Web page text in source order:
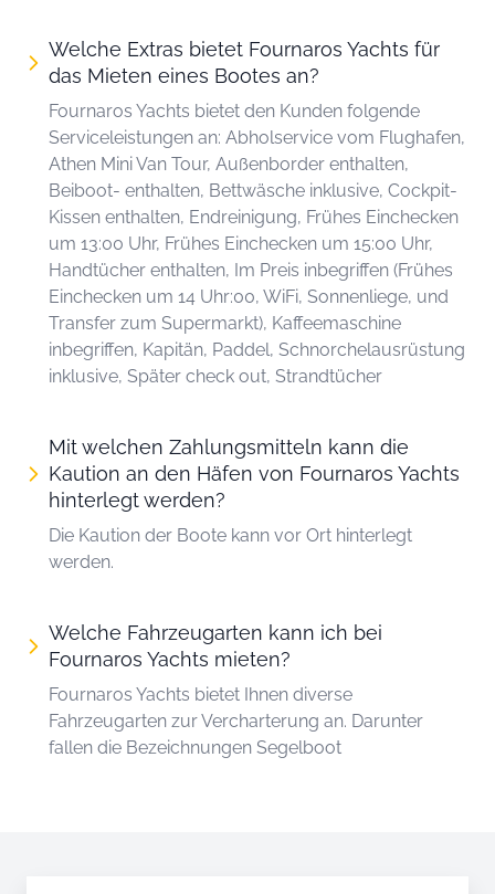
Welche Extras bietet Fournaros Yachts für
das Mieten eines Bootes an?
Fournaros Yachts bietet den Kunden folgende
Serviceleistungen an: Abholservice vom Flughafen,
Athen Mini Van Tour, Außenborder enthalten,
Beiboot- enthalten, Bettwäsche inklusive, Cockpit-
Kissen enthalten, Endreinigung, Frühes Einchecken
um 13:00 Uhr, Frühes Einchecken um 15:00 Uhr,
Handtücher enthalten, Im Preis inbegriffen (Frühes
Einchecken um 14 Uhr:00, WiFi, Sonnenliege, und
Transfer zum Supermarkt), Kaffeemaschine
inbegriffen, Kapitän, Paddel, Schnorchelausrüstung
inklusive, Später check out, Strandtücher
Mit welchen Zahlungsmitteln kann die
Kaution an den Häfen von Fournaros Yachts
hinterlegt werden?
Die Kaution der Boote kann vor Ort hinterlegt
werden.
Welche Fahrzeugarten kann ich bei
Fournaros Yachts mieten?
Fournaros Yachts bietet Ihnen diverse
Fahrzeugarten zur Vercharterung an. Darunter
fallen die Bezeichnungen Segelboot